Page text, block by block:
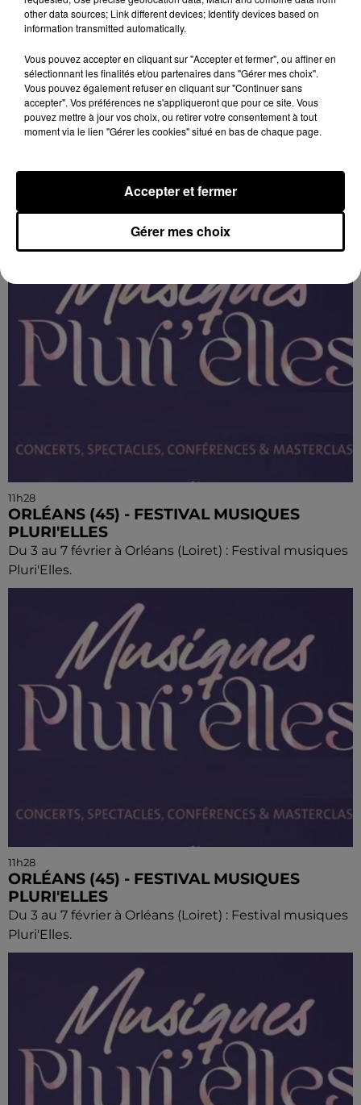
11h28
PLURI'ELLES
Du 3 au 7 février à Orléans (Loiret) : Festival musiques
11h28
ORLÉANS (45) - FESTIVAL MUSIQUES
PLURI'ELLES
Du 3 au 7 février à Orléans (Loiret) : Festival musiques
Pluri'Elles.
11h28
ORLÉANS (45) - FESTIVAL MUSIQUES
PLURI'ELLES
Du 3 au 7 février à Orléans (Loiret) : Festival musiques
Pluri'Elles.
other data sources; Link different devices; Identify devices based on
information transmitted automatically.
Vous pouvez accepter en cliquant sur "Accepter et fermer", ou affiner en
sélectionnant les finalités et/ou partenaires dans "Gérer mes choix".
Vous pouvez également refuser en cliquant sur "Continuer sans
accepter". Vos préférences ne s'appliqueront que pour ce site. Vous
pouvez mettre à jour vos choix, ou retirer votre consentement à tout
moment via le lien "Gérer les cookies" situé en bas de chaque page.
Gérer mes choix
Accepter et fermer